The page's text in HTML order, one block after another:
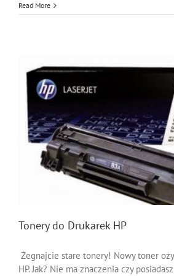
Drukarek
Read More
Tonery do Drukarek HP
Żegnajcie stare tonery! Nowy toner
HP. Jak? Nie ma znaczenia czy